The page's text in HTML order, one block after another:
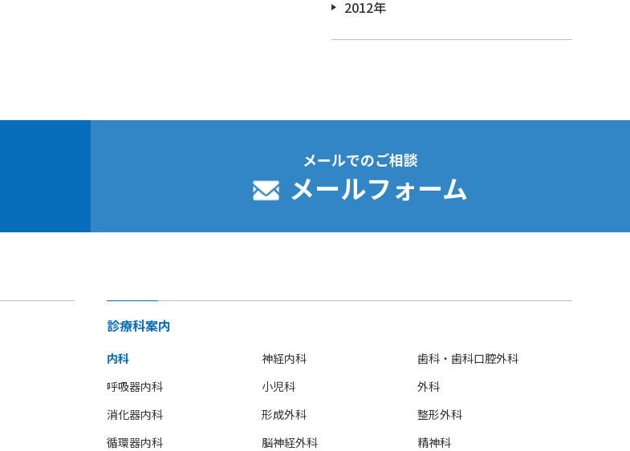
2012年
メールでのご相談
メールフォーム
診療科案内
内科
呼吸器内科
消化器内科
循環器内科
神経内科
小児科
形成外科
脳神経外科
歯科・歯科口腔外科
外科
整形外科
精神科